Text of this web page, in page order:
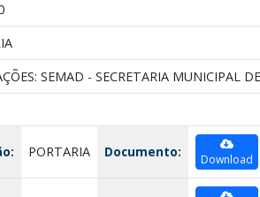
SEMAD - SECRETARIA MUNICIPAL
PORTARIA Documento: Download